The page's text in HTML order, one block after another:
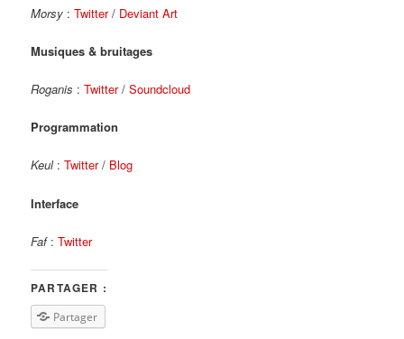
Morsy :Twitter/ Deviant Art
Musiques & bruitages
Roganis :Twitter/Soundcloud
Programmation
Keul:Twitter/ Blog
Interface
Faf:Twitter
PARTAGER :
Partager